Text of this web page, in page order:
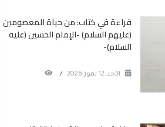
قراءة في كتاب: من حياة المعصومين
(عليهم السلام) -الإمام الحسين (عليه
السلام)-
الأحد 12 تموز 2026 /